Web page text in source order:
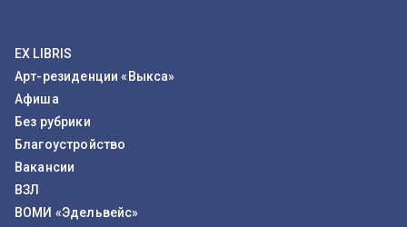
EX LIBRIS
Арт-резиденции «Выкса»
Афиша
Без рубрики
Благоустройство
Вакансии
ВЗЛ
ВОМИ «Эдельвейс»